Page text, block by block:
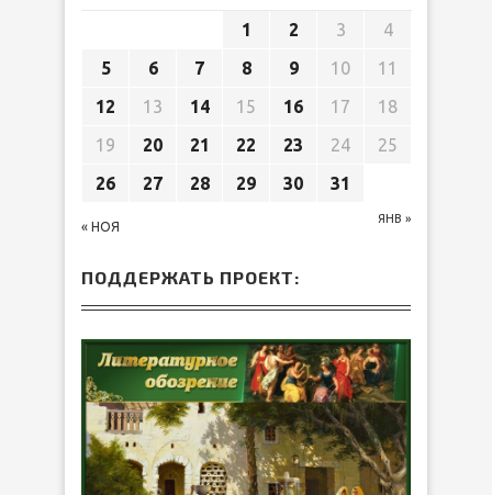
« НОЯ
ЯНВ »
1 2 3
4
5
6 7 8 9 10
11
12
13 14 15 16 17
18
19
20 21 22 23 24
25
26
27 28 29 30 31
ПОДДЕРЖАТЬ ПРОЕКТ: